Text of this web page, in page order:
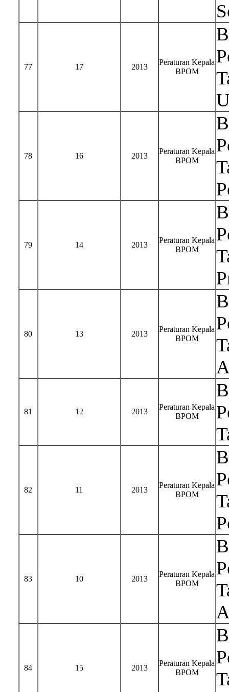
77 17 2013
Peraturan Kepala
BPOM
78 16 2013
Peraturan Kepala
BPOM
79 14 2013
Peraturan Kepala
BPOM
80 13 2013
Peraturan Kepala
BPOM
81 12 2013
Peraturan Kepala
BPOM
82 11 2013
Peraturan Kepala
BPOM
83 10 2013
Peraturan Kepala
BPOM
84 15 2013
Peraturan Kepala
BPOM